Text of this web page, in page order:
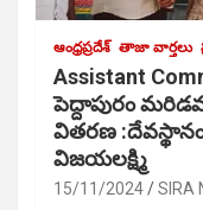
ఆంధ్రప్రదేశ్ తాజా వార్తలు
Assistant
పెద్దాపురం
వితరణ
విజయలక్ష్మి
15/11/2024 SIRA